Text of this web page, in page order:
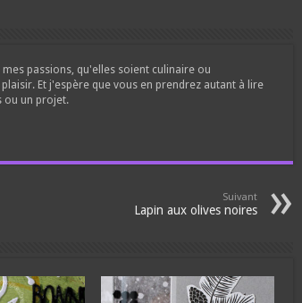
passions, qu'elles soient culinaire ou
Et j'espère que vous en prendrez autant à lire
ou un projet.
Suivant
Lapin aux olives noires